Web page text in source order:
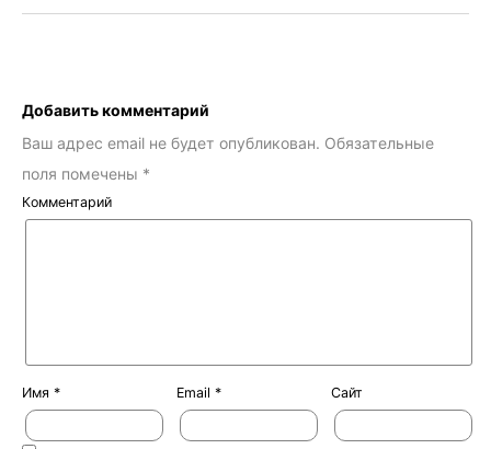
Добавить комментарий
Ваш адрес email не будет опубликован. Обязательные
поля помечены *
Комментарий
Имя * Email * Сайт